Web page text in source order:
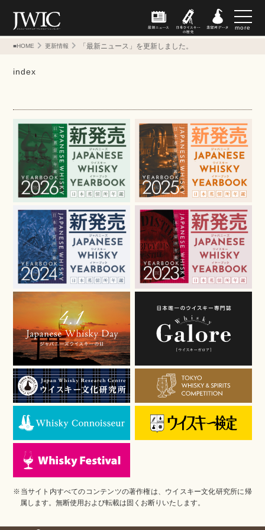
more
■HOME 更新情報 「最新ニュース」を更新しました。
index
※当サイト内すべてのコンテンツの著作権は、ウイスキー文化研究所に帰
属します。無断使用および転載は固くお断りいたします。